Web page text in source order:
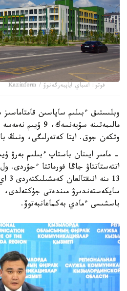
فوتو: اعىباي اياپبەرگەنوۆ / Kazinform
وبلىستىق ءبىلىم ساپاسىن قامتاماسىز
وتكەن جوق. ايتا كەتەرلىگى، ونىڭ
- مامىر ايىنان باستاپ ءبىلىم بەرۋ
13
سايكەستەندىرۋ مىندەتى
باسشىسى ءمادي بەكماعانبەتوۆ.